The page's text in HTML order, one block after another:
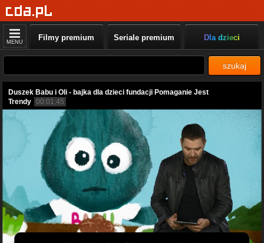
MENU Filmy premium Seriale premium Dla dzieci
szukaj
Duszek Babu i Oli - bajka dla dzieci fundacji Pomaganie Jest
Trendy 00:01:45